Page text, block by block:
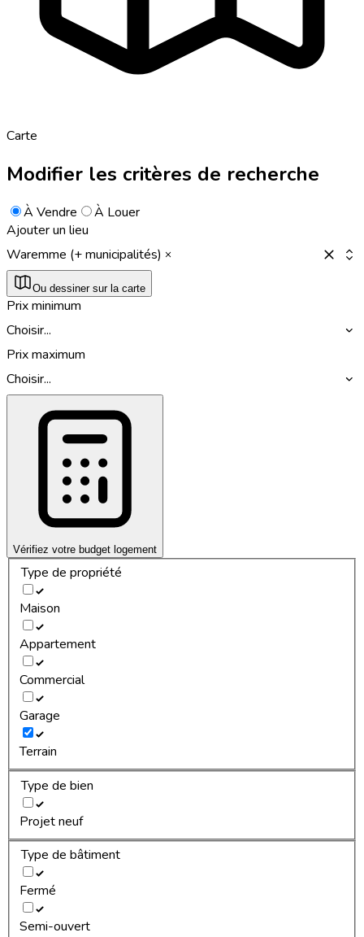
Carte
Modifier les critères de recherche
À Vendre
À Louer
Ajouter un lieu
Waremme (+ municipalités)
Ou dessiner sur la carte
Prix minimum
Choisir...
Prix maximum
Choisir...
Vérifiez votre budget logement
Type de propriété
Maison
Appartement
Commercial
Garage
Terrain
Type de bien
Projet neuf
Type de bâtiment
Fermé
Semi-ouvert